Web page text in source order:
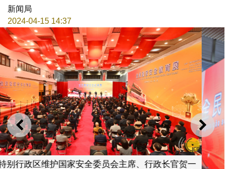
新闻局
2024-04-15 14:37
上一则 下一
员会主席、行政长官贺一